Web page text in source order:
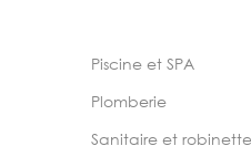
Piscine et SPA
Plomberie
Sanitaire et